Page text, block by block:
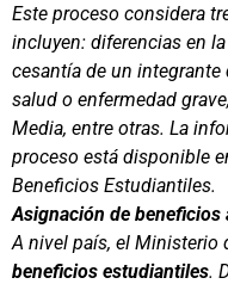
Este proceso considera
incluyen: diferencias en
cesantía de un integrante
salud o enfermedad
Media, entre otras. La
proceso está disponible
Beneficios Estudiantiles.
Asignación de beneficios
A nivel país, el Ministerio
beneficios estudiantiles.